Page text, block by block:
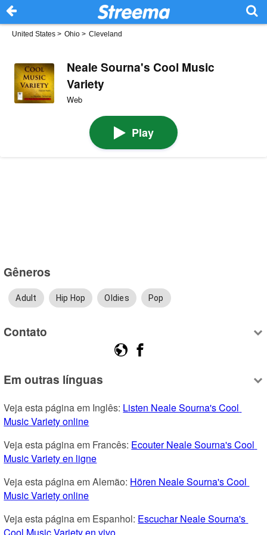
United States > Ohio > Cleveland
Neale Sourna's Cool Music
Variety
Web
Play
Gêneros
Adult Hip Hop Oldies Pop
Contato
Em outras línguas
Veja esta página em Inglês: Listen Neale Sourna's Cool
Music Variety online
Veja esta página em Francês: Ecouter Neale Sourna's Cool
Music Variety en ligne
Veja esta página em Alemão: Hören Neale Sourna's Cool
Music Variety online
Veja esta página em Espanhol: Escuchar Neale Sourna's
Cool Music Variety en vivo